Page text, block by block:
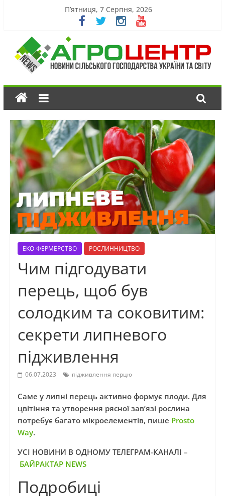
П’ятниця, 7 Серпня, 2026
ЕКО-ФЕРМЕРСТВО РОСЛИННИЦТВО
Чим підгодувати
перець, щоб був
солодким та соковитим:
секрети липневого
підживлення
06.07.2023 підживлення перцю
Саме у липні перець активно формує плоди. Для
цвітіння та утворення рясної зав’язі рослина
потребує багато мікроелементів, пише Prosto
Way.
УСІ НОВИНИ В ОДНОМУ ТЕЛЕГРАМ-КАНАЛІ –
БАЙРАКТАР NEWS
Подробиці